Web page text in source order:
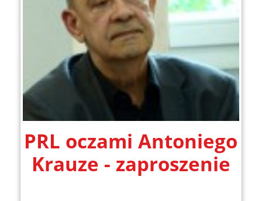
PRL oczami Antoniego
Krauze - zaproszenie